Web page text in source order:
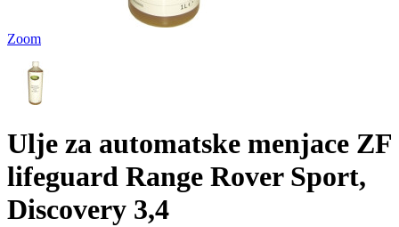
Zoom
Ulje za automatske menjace ZF
lifeguard Range Rover Sport,
Discovery 3,4